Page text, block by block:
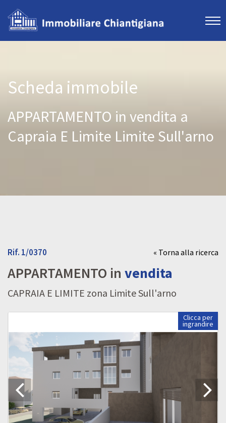
Scheda immobile
APPARTAMENTO in vendita a
Capraia E Limite Limite Sull'arno
« Torna alla ricerca
Rif. 1/0370
APPARTAMENTO in vendita
CAPRAIA E LIMITE zona Limite Sull'arno
Clicca per
ingrandire